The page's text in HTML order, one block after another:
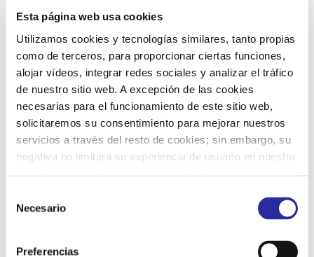
Esta página web usa cookies
Utilizamos cookies y tecnologías similares, tanto propias
como de terceros, para proporcionar ciertas funciones,
alojar vídeos, integrar redes sociales y analizar el tráfico
de nuestro sitio web. A excepción de las cookies
necesarias para el funcionamiento de este sitio web,
solicitaremos su consentimiento para mejorar nuestros
servicios a través del resto de cookies; sin embargo, su
negativa no limitará su experiencia de usuario en nuestra
más información, puede consultar nuestra
Política de
Necesario
Preferencias
7
14 15 16 17 18 19 20
24
28 29 30 31 1 2 3